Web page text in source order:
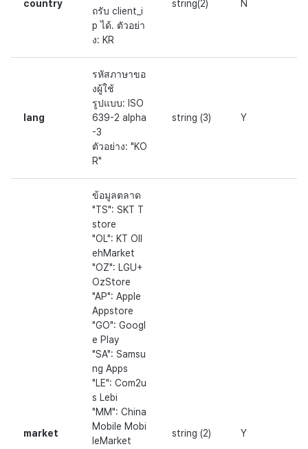
country
ถรับ client_i
p ได้. ตัวอย่า
ง: KR
string(2) N
lang
รหัสภาษาขอ
งผู้ใช้
รูปแบบ: ISO
639-2 alpha
-3
ตัวอย่าง: "KO
R"
string (3) Y
market
ข้อมูลตลาด
"TS": SKT T
store
"OL": KT Oll
ehMarket
"OZ": LGU+
OzStore
"AP": Apple
Appstore
"GO": Googl
e Play
"SA": Samsu
ng Apps
"LE": Com2u
s Lebi
"MM": China
Mobile Mobi
leMarket
string (2) Y